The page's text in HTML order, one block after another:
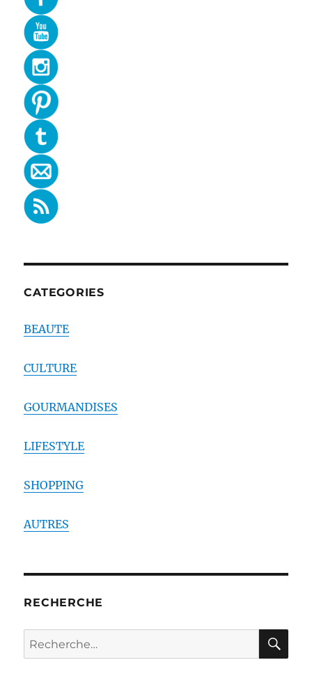
CATEGORIES
BEAUTE
CULTURE
GOURMANDISES
LIFESTYLE
SHOPPING
AUTRES
RECHERCHE
Recherche
pour :